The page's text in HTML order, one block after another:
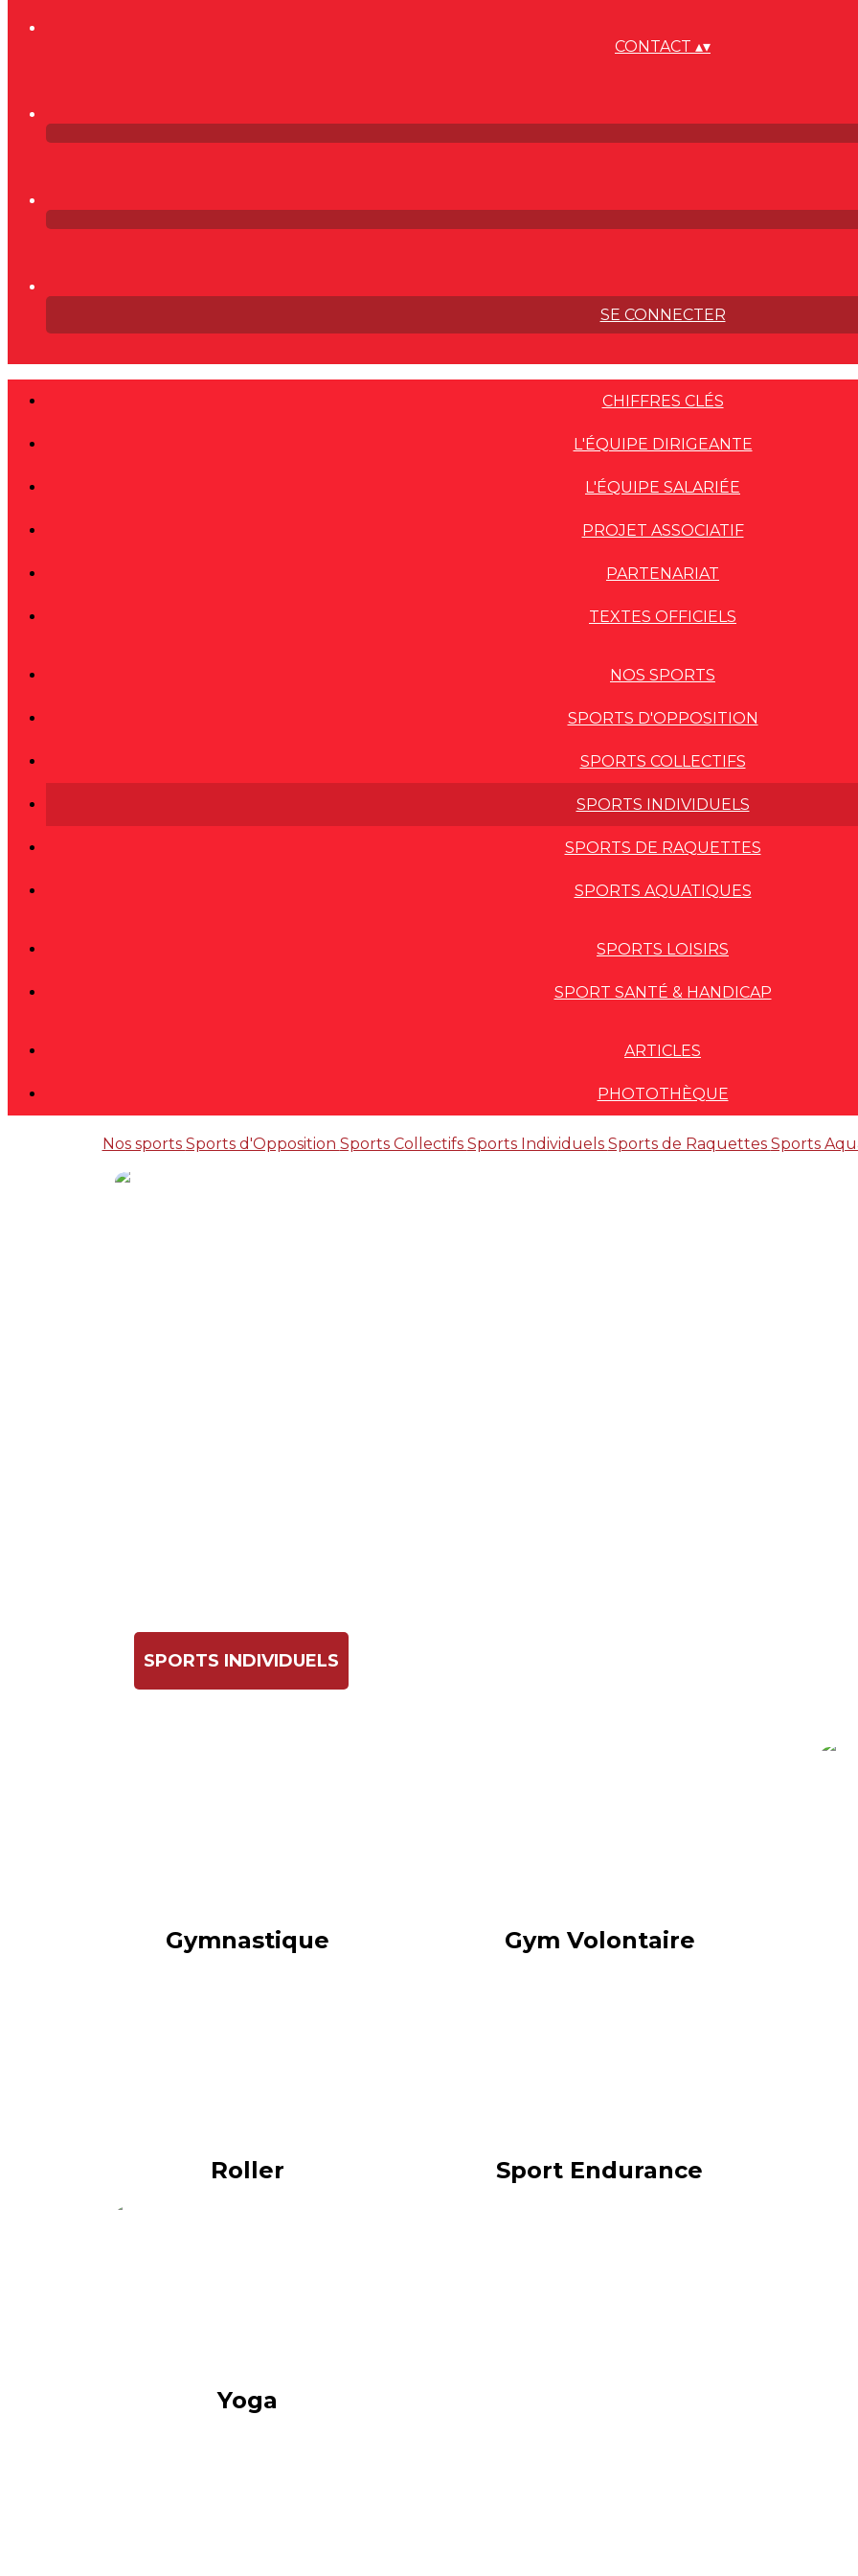
CONTACT ▴▾
SE CONNECTER
CHIFFRES CLÉS
L'ÉQUIPE DIRIGEANTE
L'ÉQUIPE SALARIÉE
PROJET ASSOCIATIF
PARTENARIAT
TEXTES OFFICIELS
NOS SPORTS
SPORTS D'OPPOSITION
SPORTS COLLECTIFS
SPORTS INDIVIDUELS
SPORTS DE RAQUETTES
SPORTS AQUATIQUES
SPORTS LOISIRS
SPORT SANTÉ & HANDICAP
ARTICLES
PHOTOTHÈQUE
Nos sports Sports d'Opposition Sports Collectifs Sports Individuels Sports de Raquettes Sports
SPORTS INDIVIDUELS
Gymnastique Gym Volontaire
Roller Sport Endurance
Yoga